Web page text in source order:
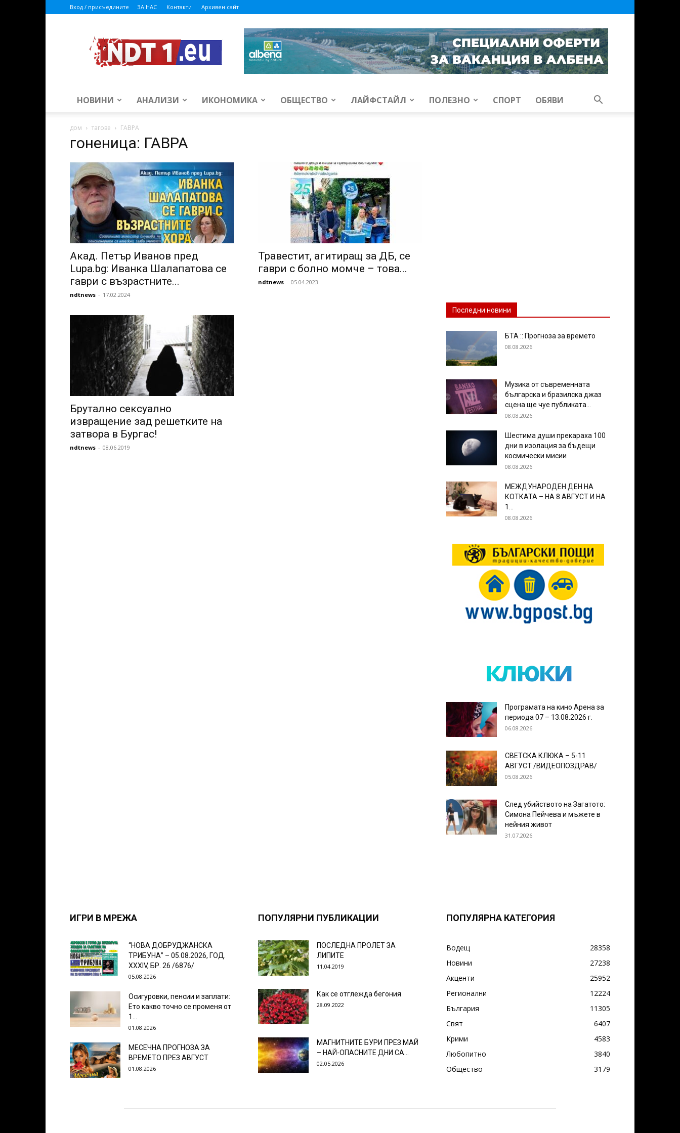
Вход / присъедините ЗА НАС Контакти Архивен сайт
НОВИНИ АНАЛИЗИ ИКОНОМИКА ОБЩЕСТВО ЛАЙФСТАЙЛ ПОЛЕЗНО СПОРТ ОБЯВИ
дом тагове ГАВРА
гоненица: ГАВРА
Акад. Петър Иванов пред
Lupa.bg: Иванка Шалапатова се
гаври с възрастните...
ndtnews - 17.02.2024
Травестит, агитиращ за ДБ, се
гаври с болно момче – това...
ndtnews - 05.04.2023
Брутално сексуално
извращение зад решетките на
затвора в Бургас!
ndtnews - 08.06.2019
Последни новини
БТА :: Прогноза за времето
08.08.2026
Музика от съвременната
българска и бразилска джаз
сцена ще чуе публиката...
08.08.2026
Шестима души прекараха 100
дни в изолация за бъдещи
космически мисии
08.08.2026
МЕЖДУНАРОДЕН ДЕН НА
КОТКАТА – НА 8 АВГУСТ И НА
1...
08.08.2026
клюки
Програмата на кино Арена за
периода 07 – 13.08.2026 г.
06.08.2026
СВЕТСКА КЛЮКА – 5-11
АВГУСТ /ВИДЕОПОЗДРАВ/
05.08.2026
След убийството на Загатото:
Симона Пейчева и мъжете в
нейния живот
31.07.2026
ИГРИ В МРЕЖА
“НОВА ДОБРУДЖАНСКА
ТРИБУНА” – 05.08.2026, ГОД.
XXХIV, БР. 26 /6876/
05.08.2026
Осигуровки, пенсии и заплати:
Ето какво точно се променя от
1...
01.08.2026
МЕСЕЧНА ПРОГНОЗА ЗА
ВРЕМЕТО ПРЕЗ АВГУСТ
01.08.2026
ПОПУЛЯРНИ ПУБЛИКАЦИИ
ПОСЛЕДНА ПРОЛЕТ ЗА
ЛИПИТЕ
11.04.2019
Как се отглежда бегония
28.09.2022
МАГНИТНИТЕ БУРИ ПРЕЗ МАЙ
– НАЙ-ОПАСНИТЕ ДНИ СА…
02.05.2026
ПОПУЛЯРНА КАТЕГОРИЯ
Водещ
28358
Новини
27238
Акценти
25952
Регионални
12224
България
11305
Свят
6407
Крими
4583
Любопитно
3840
Общество
3179